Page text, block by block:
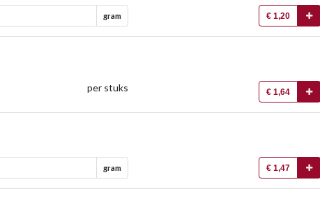
gram € 1,20
per stuks € 1,64
gram € 1,47